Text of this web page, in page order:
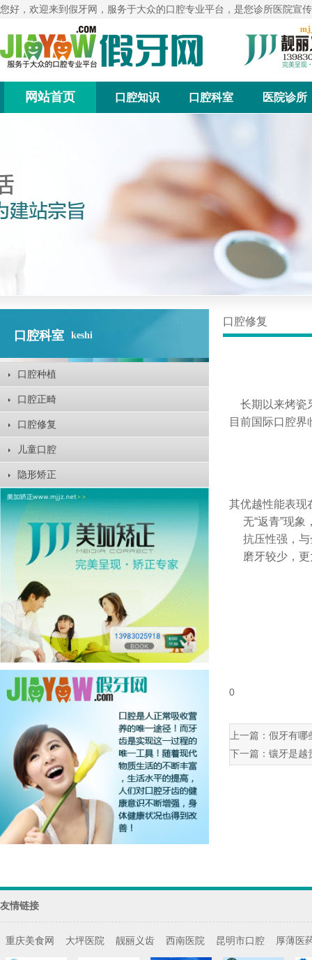
您好，欢迎来到假牙网，服务于大众的口腔专业平台，是您诊所医院宣
网站首页 口腔知识 口腔科室 医院诊所
口腔科室 keshi
口腔种植
口腔正畸
口腔修复
儿童口腔
隐形矫正
口腔修复
长期以来烤瓷
目前国际口腔
其优越性能表现
无“返青”现象
抗压性强，与
磨牙较少，更
0
上一篇： 假牙有哪
下一篇： 镶牙是越
友情链接
重庆美食网 大坪医院 靓丽义齿 西南医院 昆明市口腔 厚薄医